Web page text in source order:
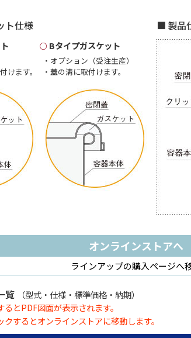
ト仕様
けます。
Bタイプガスケット
・オプション（受注生産）
・蓋の溝に取付けます。
製品
オンラインストアへ
ラインアップの購入ページへ
覧
（型式・仕様・標準価格・納期）
とPDF図面が表示されます。
するとオンラインストアに移動します。